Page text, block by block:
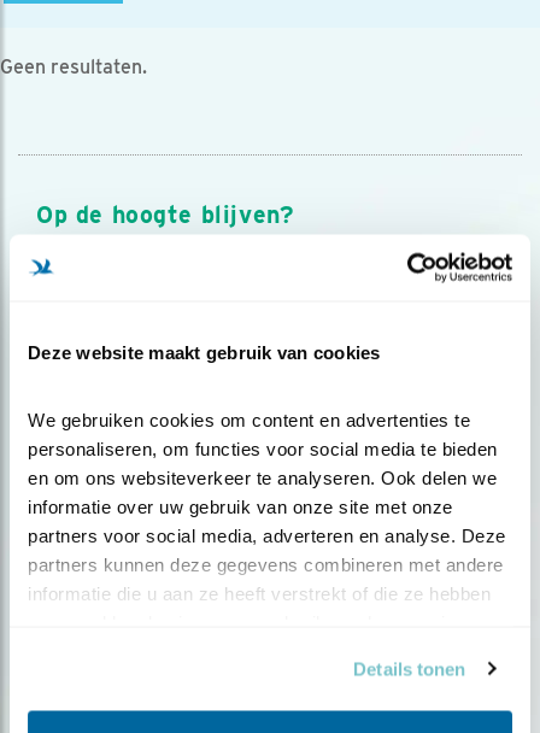
Deze website maakt gebruik van cookies
We gebruiken cookies om content en advertenties te
personaliseren, om functies voor social media te bieden
en om ons websiteverkeer te analyseren. Ook delen we
informatie over uw gebruik van onze site met onze
partners voor social media, adverteren en analyse. Deze
partners kunnen deze gegevens combineren met andere
informatie die u aan ze heeft verstrekt of die ze hebben
Details tonen
Geen resultaten.
Op de hoogte blijven?
Meld je aan en ontvang nieuws, inspiratie, acties en tips
over vogels en activiteiten van Vogelbescherming.